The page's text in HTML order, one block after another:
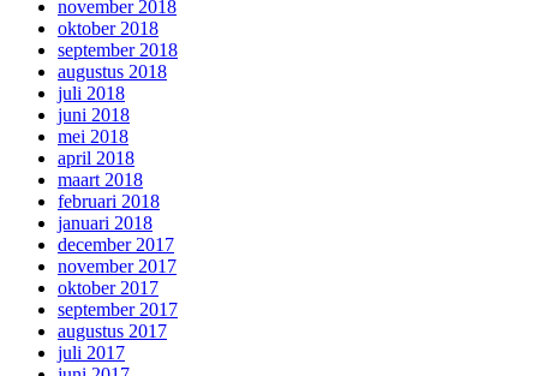
november 2018
oktober 2018
september 2018
augustus 2018
juli 2018
juni 2018
mei 2018
april 2018
maart 2018
februari 2018
januari 2018
december 2017
november 2017
oktober 2017
september 2017
augustus 2017
juli 2017